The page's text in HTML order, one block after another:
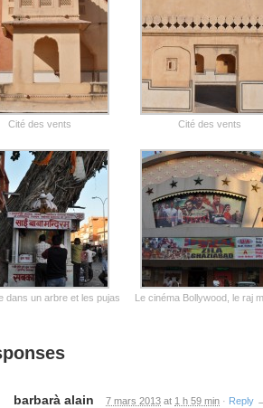
Cité des vents Cité des vents
dans un arbre et les pujas Le cinéma Bollywood, le raj
barbarà alain 7 mars 2013 at 1 h 59 min · Reply